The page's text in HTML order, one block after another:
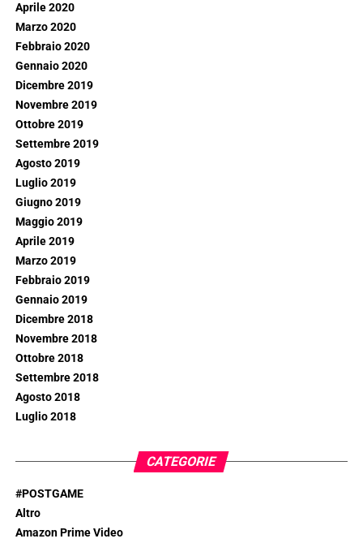
Aprile 2020
Marzo 2020
Febbraio 2020
Gennaio 2020
Dicembre 2019
Novembre 2019
Ottobre 2019
Settembre 2019
Agosto 2019
Luglio 2019
Giugno 2019
Maggio 2019
Aprile 2019
Marzo 2019
Febbraio 2019
Gennaio 2019
Dicembre 2018
Novembre 2018
Ottobre 2018
Settembre 2018
Agosto 2018
Luglio 2018
CATEGORIE
#POSTGAME
Altro
Amazon Prime Video